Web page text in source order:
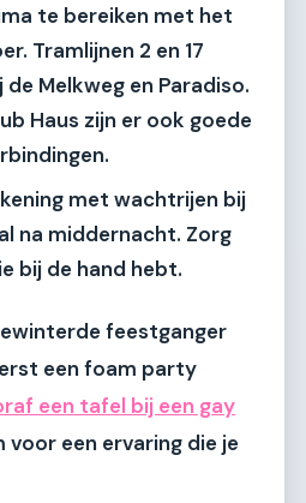
te bereiken met het
Tramlijnen 2 en 17
Melkweg en Paradiso.
Haus zijn er ook goede
met wachtrijen bij
na middernacht. Zorg
bij de hand hebt.
feestganger
een foam party
een tafel bij een gay
voor een ervaring die je